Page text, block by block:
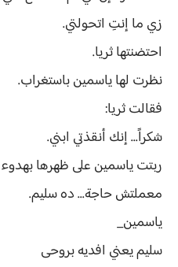
زي ما إنتِ اتحولتي.
احتضنتها ثريا.
نظرت لها ياسمين باستغراب.
فقالت ثريا:
شكراً... إنك أنقذتي ابني.
ربتت ياسمين على ظهرها
معملتش حاجة... ده سليم.
ياسمين_
سليم يعني افديه بروحى